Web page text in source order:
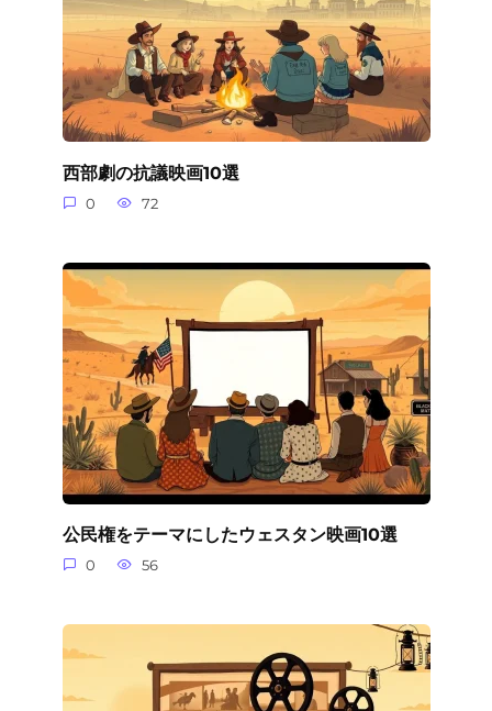
西部劇の抗議映画10選
0 72
公民権をテーマにしたウェスタン映画10選
0 56